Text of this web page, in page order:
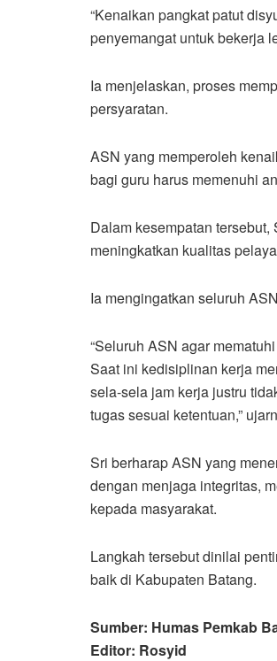
“Kenaikan pangkat patut
penyemangat untuk bekerja
Ia menjelaskan, proses
persyaratan.
ASN yang memperoleh
bagi guru harus memenuhi
Dalam kesempatan
meningkatkan kualitas
Ia mengingatkan seluruh
“Seluruh ASN agar
Saat ini kedisiplinan kerja
sela-sela jam kerja justru
tugas sesuai ketentuan,”
Sri berharap ASN yang
dengan menjaga integritas,
kepada masyarakat.
Langkah tersebut dinilai
baik di Kabupaten Batang.
Sumber: Humas Pemkab
Editor: Rosyid